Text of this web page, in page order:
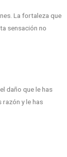
La fortaleza que
sensación no
daño que le has
razón y le has